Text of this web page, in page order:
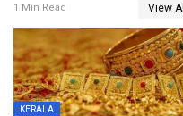
പരിക്ക്; പാളം മറികടന്ന
യുവാവ് ട്രെയിന്‍ തട്ടി മരിച്ചു
1 Min Read View All
KERALA